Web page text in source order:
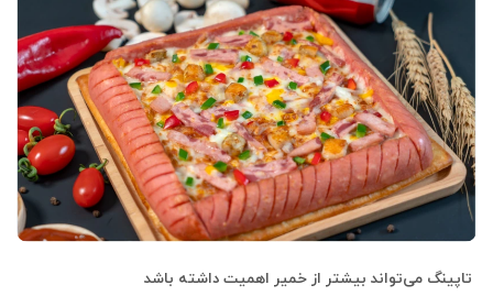
تاپینگ می‌تواند بیشتر از خمیر اهمیت داشته باشد